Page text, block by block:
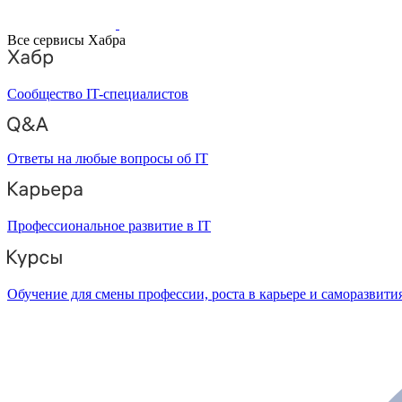
Все сервисы Хабра
Сообщество IT-специалистов
Ответы на любые вопросы об IT
Профессиональное развитие в IT
Обучение для смены профессии, роста в карьере и